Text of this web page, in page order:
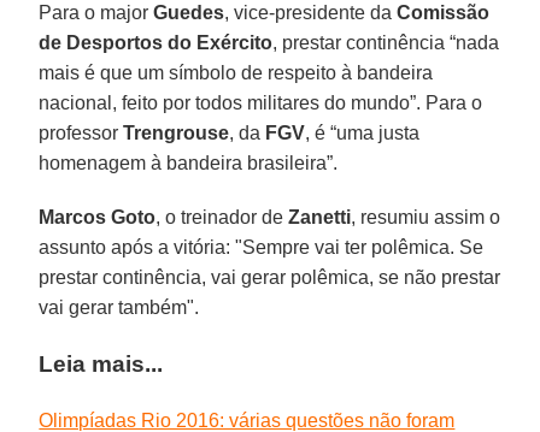
Para o majorGuedes, vice-presidente daComissão
de Desportos do Exército, prestar continência “nada
mais é que um símbolo de respeito à bandeira
nacional, feito por todos militares do mundo”. Para o
professorTrengrouse, da FGV, é “uma justa
homenagem à bandeira brasileira”.
Marcos Goto, o treinador deZanetti, resumiu assim o
assunto após a vitória: "Sempre vai ter polêmica. Se
prestar continência, vai gerar polêmica, se não prestar
vai gerar também".
Leia mais...
Olimpíadas Rio 2016: várias questões não foram